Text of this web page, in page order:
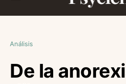
Análisis
De la